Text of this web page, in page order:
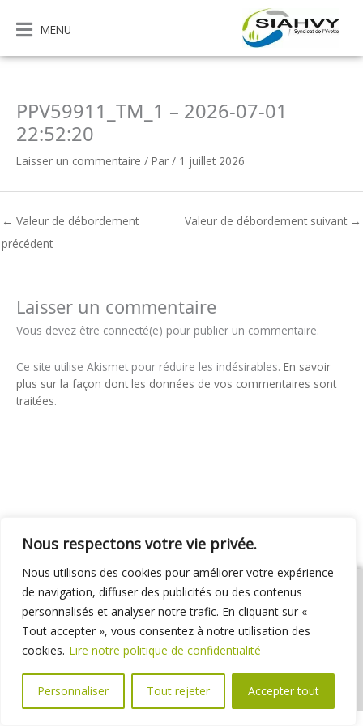
Nous respectons votre vie privée.
Nous utilisons des cookies pour améliorer votre expérience
de navigation, diffuser des publicités ou des contenus
personnalisés et analyser notre trafic. En cliquant sur «
Tout accepter », vous consentez à notre utilisation des
cookies. Lire notre politique de confidentialité
Personnaliser Tout rejeter Accepter tout
contenu
MENU
PPV59911_TM_1 – 2026-07-01
22:52:20
Laisser un commentaire / Par / 1 juillet 2026
← Valeur de débordement
précédent
Valeur de débordement suivant →
Laisser un commentaire
Vous devez être connecté(e) pour publier un commentaire.
Ce site utilise Akismet pour réduire les indésirables. En savoir
plus sur la façon dont les données de vos commentaires sont
traitées.
01 69 31 72 10 01 69 31 37 31
Nous contacter
Espace élus
Marchés publics Délibérations